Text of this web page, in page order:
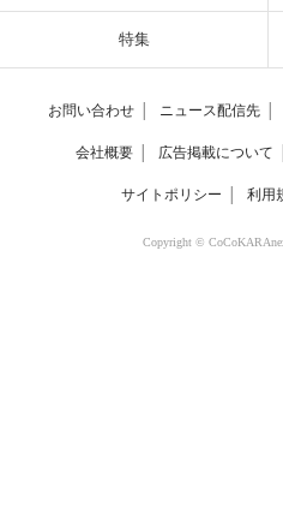
特集
お問い合わせ ニュース配信先
会社概要 広告掲載について
サイトポリシー 利用
Copyright ©